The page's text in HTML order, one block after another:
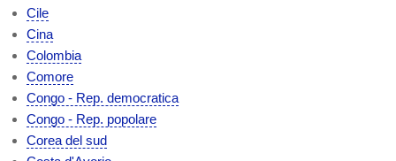
Cile
Cina
Colombia
Comore
Congo - Rep. democratica
Congo - Rep. popolare
Corea del sud